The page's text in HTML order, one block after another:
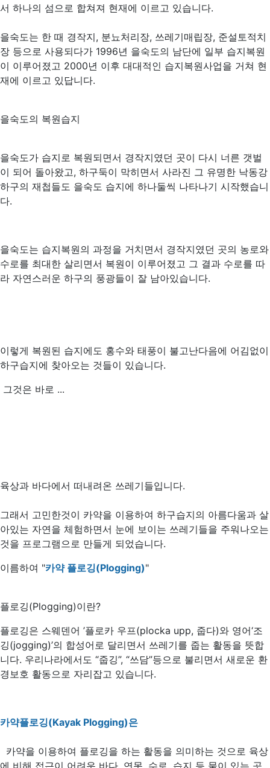
서 하나의 섬으로 합쳐져 현재에 이르고 있습니다.
을숙도는 한 때 경작지, 분뇨처리장, 쓰레기매립장, 준설토적치
장 등으로 사용되다가 1996년 을숙도의 남단에 일부 습지복원
이 이루어졌고 2000년 이후 대대적인 습지복원사업을 거쳐 현
재에 이르고 있답니다.
을숙도의 복원습지
을숙도가 습지로 복원되면서 경작지였던 곳이 다시 너른 갯벌
이 되어 돌아왔고, 하구둑이 막히면서 사라진 그 유명한 낙동강
하구의 재첩들도 을숙도 습지에 하나둘씩 나타나기 시작했습니
다.
을숙도는 습지복원의 과정을 거치면서 경작지였던 곳의 농로와
수로를 최대한 살리면서 복원이 이루어졌고 그 결과 수로를 따
라 자연스러운 하구의 풍광들이 잘 남아있습니다.
이렇게 복원된 습지에도 홍수와 태풍이 불고난다음에 어김없이
하구습지에 찾아오는 것들이 있습니다.
그것은 바로 ...
육상과 바다에서 떠내려온 쓰레기들입니다.
그래서 고민한것이 카약을 이용하여 하구습지의 아름다움과 살
아있는 자연을 체험하면서 눈에 보이는 쓰레기들을 주워나오는
것을 프로그램으로 만들게 되었습니다.
이름하여 "카약 플로깅(Plogging)"
플로깅(Plogging)이란?
플로깅은 스웨덴어 ’플로카 우프(plocka upp, 줍다)와 영어‘조
깅(jogging)’의 합성어로 달리면서 쓰레기를 줍는 활동을 뜻합
니다. 우리나라에서도 “줍깅”, “쓰담”등으로 불리면서 새로운 환
경보호 활동으로 자리잡고 있습니다.
카약플로깅(Kayak Plogging)은
카약을 이용하여 플로깅을 하는 활동을 의미하는 것으로 육상
에 비해 접근이 어려운 바다, 연못, 수로, 습지 등 물이 있는 곳